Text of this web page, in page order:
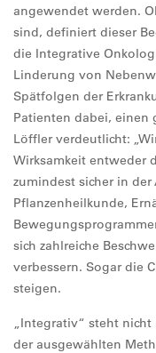
angewendet werden.
sind, definiert dieser
die Integrative
Linderung von
Spätfolgen der
Patienten dabei, einen
Löffler verdeutlicht:
Wirksamkeit entweder
zumindest sicher in
Pflanzenheilkunde,
sich zahlreiche
verbessern. Sogar die
steigen.
„Integrativ“ steht
der ausgewählten